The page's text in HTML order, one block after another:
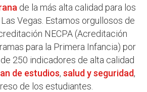
de la más alta calidad para los
Vegas. Estamos orgullosos de
NECPA (Acreditación
para la Primera Infancia) por
250 indicadores de alta calidad
de estudios, salud y seguridad,
de los estudiantes.